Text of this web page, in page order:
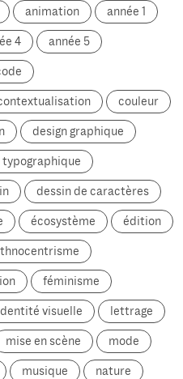
animation année 1
4 année 5
couleur
design graphique
typographique
dessin de caractères
écosystème édition
féminisme
visuelle lettrage
mise en scène mode
musique nature